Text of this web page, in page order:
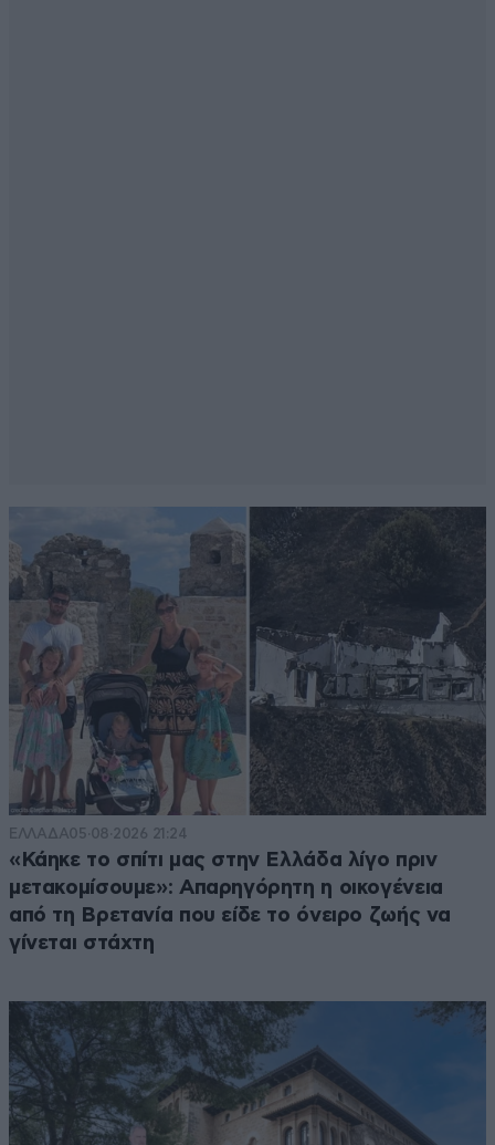
ΕΛΛΑΔΑ05·08·2026 21:24
«Κάηκε το σπίτι μας στην Ελλάδα λίγο πριν
μετακομίσουμε»: Απαρηγόρητη η οικογένεια
από τη Βρετανία που είδε το όνειρο ζωής να
γίνεται στάχτη